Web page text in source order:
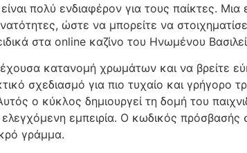
πολύ ενδιαφέρον για τους παίκτες. Μια
ώστε να μπορείτε να
στα online καζίνο του Ηνωμένου
κατανομή χρωμάτων και να βρείτε
σχεδιασμό για πιο τυχαίο και γρήγορο
ο κύκλος δημιουργεί τη δομή του
εμπειρία. Ο κωδικός πρόσβασής
γράμμα.